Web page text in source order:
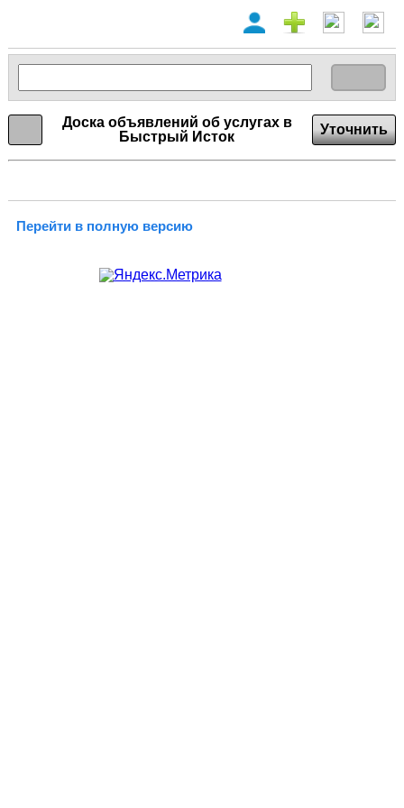
Доска объявлений об услугах в
Быстрый Исток
Уточнить
Перейти в полную версию